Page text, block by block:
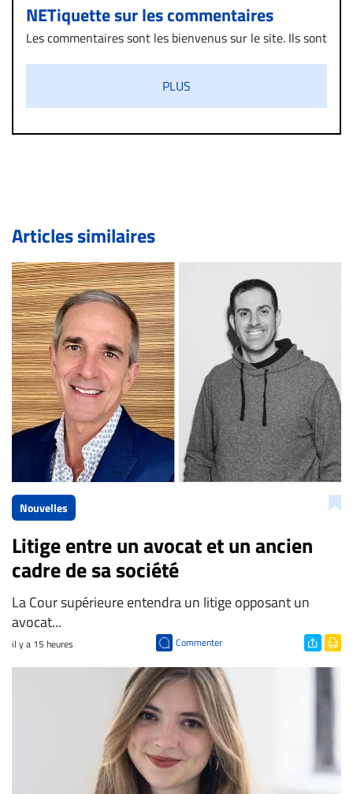
NETiquette sur les commentaires
Les commentaires sont les bienvenus sur le site. Ils sont
diffamatoire. Si malgré cette politique de modération,
un commentaire publié sur le site vous dérange, prenez
immédiatement contact par courriel (info@droit-
de validation, un droit de réponse.
Bien à vous,
La Rédaction de Droit-inc.com
PLUS
Articles similaires
Nouvelles
Litige entre un avocat et un ancien
cadre de sa société
La Cour supérieure entendra un litige opposant un
avocat...
il y a 15 heures Commenter